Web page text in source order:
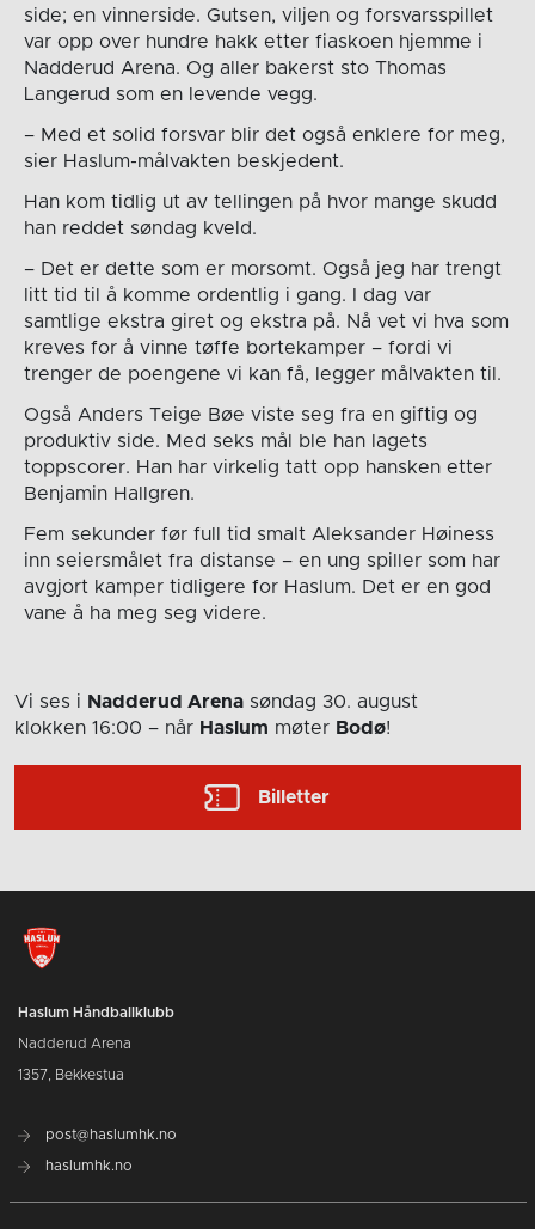
side; en vinnerside. Gutsen, viljen og forsvarsspillet
var opp over hundre hakk etter fiaskoen hjemme i
Nadderud Arena. Og aller bakerst sto Thomas
Langerud som en levende vegg.
– Med et solid forsvar blir det også enklere for meg,
sier Haslum-målvakten beskjedent.
Han kom tidlig ut av tellingen på hvor mange skudd
han reddet søndag kveld.
– Det er dette som er morsomt. Også jeg har trengt
litt tid til å komme ordentlig i gang. I dag var
samtlige ekstra giret og ekstra på. Nå vet vi hva som
kreves for å vinne tøffe bortekamper – fordi vi
trenger de poengene vi kan få, legger målvakten til.
Også Anders Teige Bøe viste seg fra en giftig og
produktiv side. Med seks mål ble han lagets
toppscorer. Han har virkelig tatt opp hansken etter
Benjamin Hallgren.
Fem sekunder før full tid smalt Aleksander Høiness
inn seiersmålet fra distanse – en ung spiller som har
avgjort kamper tidligere for Haslum. Det er en god
vane å ha meg seg videre.
Vi ses i Nadderud Arena søndag 30. august
klokken 16:00 – når Haslum møter Bodø!
Billetter
Haslum Håndballklubb
Nadderud Arena
1357, Bekkestua
post@haslumhk.no
haslumhk.no